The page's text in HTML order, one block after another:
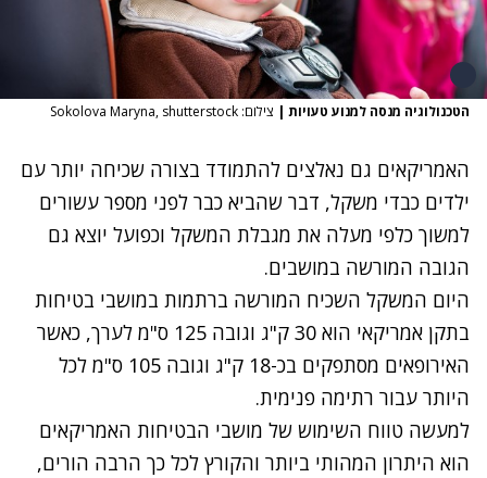
הטכנולוגיה מנסה למנוע טעויות | צילום: Sokolova Maryna, shutterstock
האמריקאים גם נאלצים להתמודד בצורה שכיחה יותר עם
ילדים כבדי משקל, דבר שהביא כבר לפני מספר עשורים
למשוך כלפי מעלה את מגבלת המשקל וכפועל יוצא גם
הגובה המורשה במושבים.
היום המשקל השכיח המורשה ברתמות במושבי בטיחות
בתקן אמריקאי הוא 30 ק"ג וגובה 125 ס"מ לערך, כאשר
האירופאים מסתפקים בכ-18 ק"ג וגובה 105 ס"מ לכל
היותר עבור רתימה פנימית.
למעשה טווח השימוש של מושבי הבטיחות האמריקאים
הוא היתרון המהותי ביותר והקורץ לכל כך הרבה הורים,